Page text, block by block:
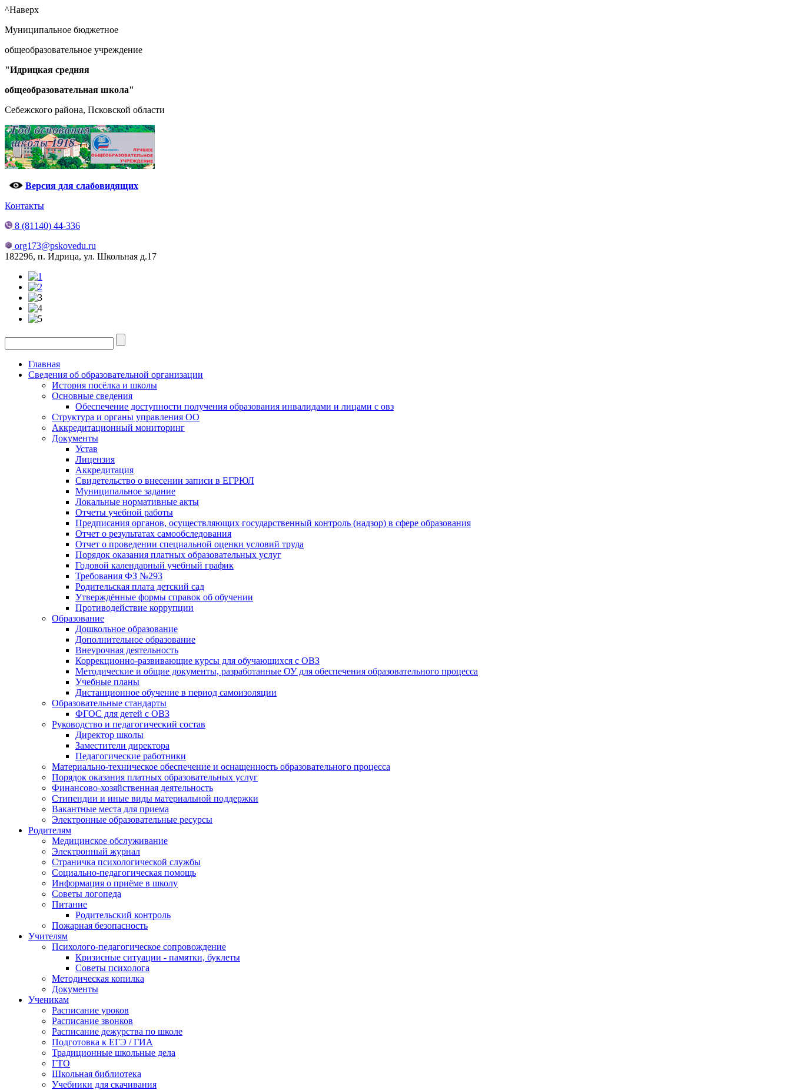
^Наверх
Муниципальное бюджетное
общеобразовательное учреждение
"Идрицкая средняя
общеобразовательная школа"
Себежского района, Псковской области
Версия для слабовидящих
Контакты
8 (81140) 44-336
org173@pskovedu.ru
182296, п. Идрица, ул. Школьная д.17
Главная
Сведения об образовательной организации
История посёлка и школы
Основные сведения
Обеспечение доступности получения образования инвалидами и лицами с овз
Структура и органы управления ОО
Аккредитационный мониторинг
Документы
Устав
Лицензия
Аккредитация
Свидетельство о внесении записи в ЕГРЮЛ
Муниципальное задание
Локальные нормативные акты
Отчеты учебной работы
Предписания органов, осуществляющих государственный контроль (надзор) в сфере образования
Отчет о результатах самообследования
Отчет о проведении специальной оценки условий труда
Порядок оказания платных образовательных услуг
Годовой календарный учебный график
Требования ФЗ №293
Родительская плата детский сад
Утверждённые формы справок об обучении
Противодействие коррупции
Образование
Дошкольное образование
Дополнительное образование
Внеурочная деятельность
Коррекционно-развивающие курсы для обучающихся с ОВЗ
Методические и общие документы, разработанные ОУ для обеспечения образовательного процесса
Учебные планы
Дистанционное обучение в период самоизоляции
Образовательные стандарты
ФГОС для детей с ОВЗ
Руководство и педагогический состав
Директор школы
Заместители директора
Педагогические работники
Материально-техническое обеспечение и оснащенность образовательного процесса
Порядок оказания платных образовательных услуг
Финансово-хозяйственная деятельность
Стипендии и иные виды материальной поддержки
Вакантные места для приема
Электронные образовательные ресурсы
Родителям
Медицинское обслуживание
Электронный журнал
Страничка психологической службы
Социально-педагогическая помощь
Информация о приёме в школу
Советы логопеда
Питание
Родительский контроль
Пожарная безопасность
Учителям
Психолого-педагогическое сопровождение
Кризисные ситуации - памятки, буклеты
Советы психолога
Методическая копилка
Документы
Ученикам
Расписание уроков
Расписание звонков
Расписание дежурства по школе
Подготовка к ЕГЭ / ГИА
Традиционные школьные дела
ГТО
Школьная библиотека
Учебники для скачивания